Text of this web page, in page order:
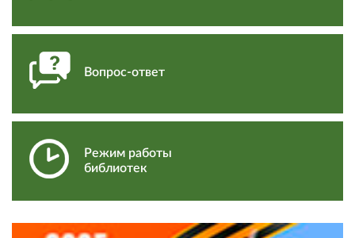
Вопрос-ответ
Режим работы
библиотек